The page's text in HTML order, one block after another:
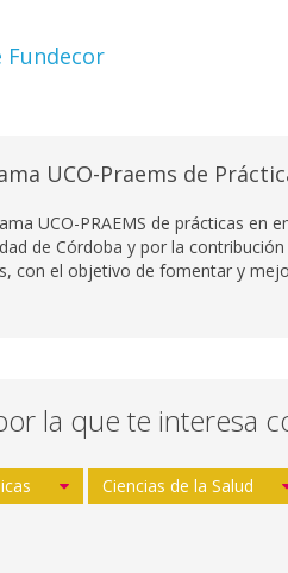
Fundecor
UCO-Praems de
UCO-PRAEMS de prácticas en
de Córdoba y por la
con el objetivo de fomentar y
la que te interesa
Ciencias de la Salud